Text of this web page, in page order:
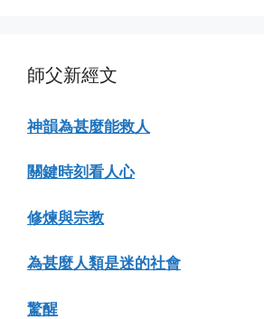
師父新經文
神韻為甚麼能救人
關鍵時刻看人心
修煉與宗教
為甚麼人類是迷的社會
驚醒